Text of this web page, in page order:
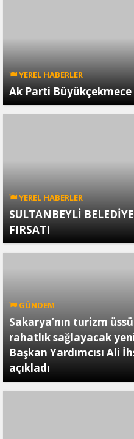
YEREL HABERLER
Ak Parti Büyükçekmece
YEREL HABERLER
SULTANBEYLİ
FIRSATI
GÜNDEM
Sakarya’nın turizm
rahatlık sağlayacak
Başkan Yardımcısı Ali
açıkladı